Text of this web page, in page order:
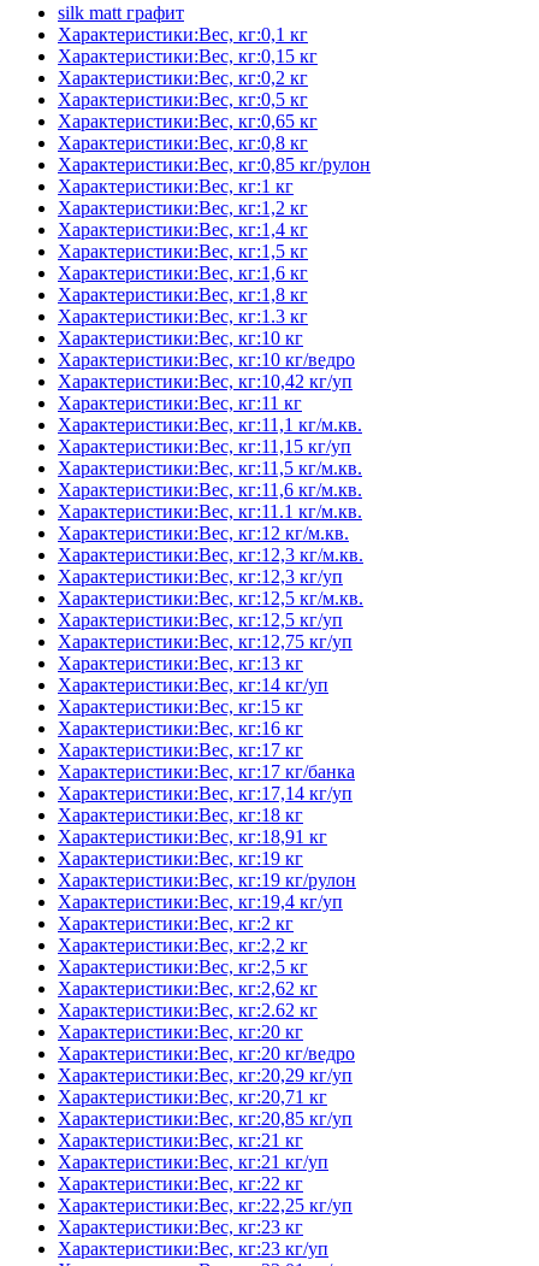
silk matt графит
Характеристики:Вес, кг:0,1 кг
Характеристики:Вес, кг:0,15 кг
Характеристики:Вес, кг:0,2 кг
Характеристики:Вес, кг:0,5 кг
Характеристики:Вес, кг:0,65 кг
Характеристики:Вес, кг:0,8 кг
Характеристики:Вес, кг:0,85 кг/рулон
Характеристики:Вес, кг:1 кг
Характеристики:Вес, кг:1,2 кг
Характеристики:Вес, кг:1,4 кг
Характеристики:Вес, кг:1,5 кг
Характеристики:Вес, кг:1,6 кг
Характеристики:Вес, кг:1,8 кг
Характеристики:Вес, кг:1.3 кг
Характеристики:Вес, кг:10 кг
Характеристики:Вес, кг:10 кг/ведро
Характеристики:Вес, кг:10,42 кг/уп
Характеристики:Вес, кг:11 кг
Характеристики:Вес, кг:11,1 кг/м.кв.
Характеристики:Вес, кг:11,15 кг/уп
Характеристики:Вес, кг:11,5 кг/м.кв.
Характеристики:Вес, кг:11,6 кг/м.кв.
Характеристики:Вес, кг:11.1 кг/м.кв.
Характеристики:Вес, кг:12 кг/м.кв.
Характеристики:Вес, кг:12,3 кг/м.кв.
Характеристики:Вес, кг:12,3 кг/уп
Характеристики:Вес, кг:12,5 кг/м.кв.
Характеристики:Вес, кг:12,5 кг/уп
Характеристики:Вес, кг:12,75 кг/уп
Характеристики:Вес, кг:13 кг
Характеристики:Вес, кг:14 кг/уп
Характеристики:Вес, кг:15 кг
Характеристики:Вес, кг:16 кг
Характеристики:Вес, кг:17 кг
Характеристики:Вес, кг:17 кг/банка
Характеристики:Вес, кг:17,14 кг/уп
Характеристики:Вес, кг:18 кг
Характеристики:Вес, кг:18,91 кг
Характеристики:Вес, кг:19 кг
Характеристики:Вес, кг:19 кг/рулон
Характеристики:Вес, кг:19,4 кг/уп
Характеристики:Вес, кг:2 кг
Характеристики:Вес, кг:2,2 кг
Характеристики:Вес, кг:2,5 кг
Характеристики:Вес, кг:2,62 кг
Характеристики:Вес, кг:2.62 кг
Характеристики:Вес, кг:20 кг
Характеристики:Вес, кг:20 кг/ведро
Характеристики:Вес, кг:20,29 кг/уп
Характеристики:Вес, кг:20,71 кг
Характеристики:Вес, кг:20,85 кг/уп
Характеристики:Вес, кг:21 кг
Характеристики:Вес, кг:21 кг/уп
Характеристики:Вес, кг:22 кг
Характеристики:Вес, кг:22,25 кг/уп
Характеристики:Вес, кг:23 кг
Характеристики:Вес, кг:23 кг/уп